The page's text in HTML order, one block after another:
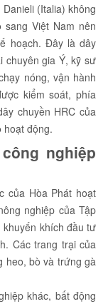
(Italia) không
Việt Nam nên
hoạch. Đây là dây
chuyên gia Ý, kỹ sư
nóng, vận hành
kiểm soát, phía
chuyền HRC của
hoạt động.
nghiệp
của Hòa Phát hoạt
nghiệp của Tập
khích đầu tư
Các trang trại của
heo, bò và trứng gà
khác, bất động